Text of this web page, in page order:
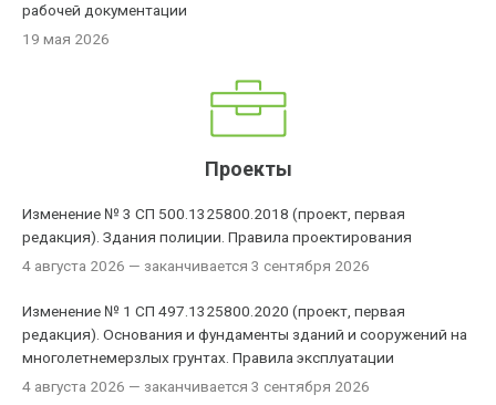
рабочей документации
19 мая 2026
Проекты
Изменение № 3 СП 500.1325800.2018 (проект, первая
редакция). Здания полиции. Правила проектирования
4 августа 2026 — заканчивается 3 сентября 2026
Изменение № 1 СП 497.1325800.2020 (проект, первая
редакция). Основания и фундаменты зданий и сооружений на
многолетнемерзлых грунтах. Правила эксплуатации
4 августа 2026 — заканчивается 3 сентября 2026